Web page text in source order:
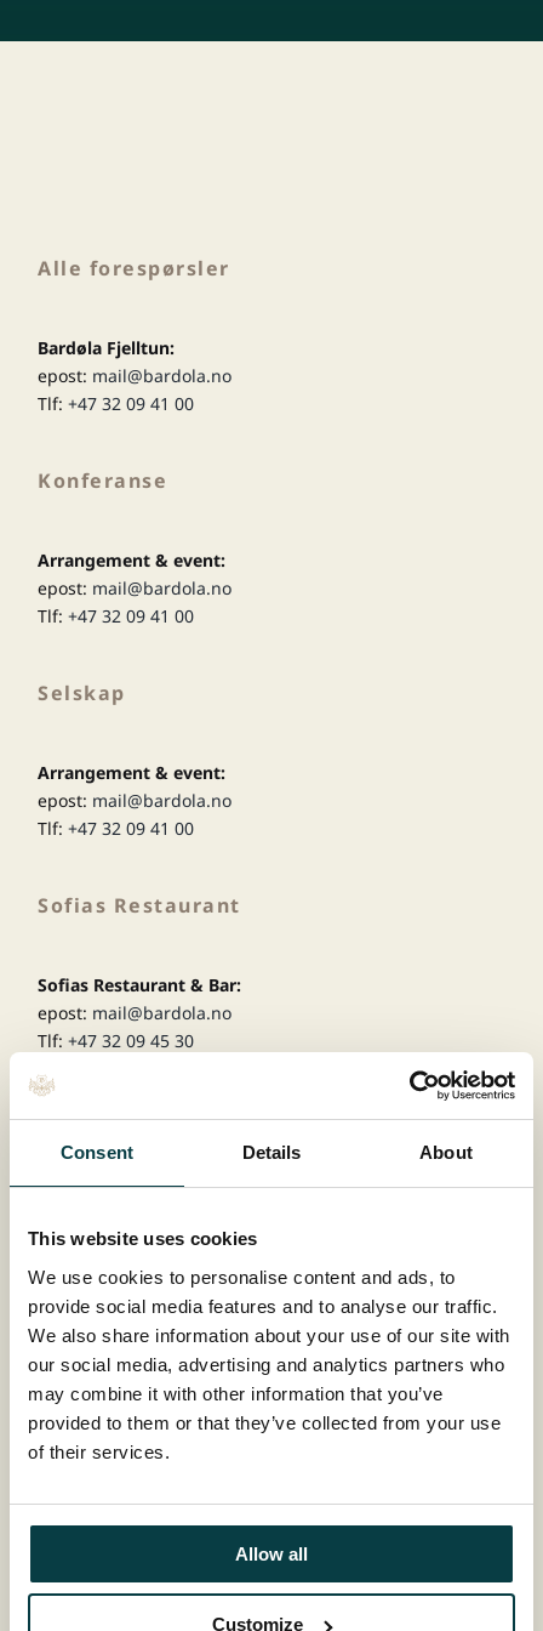
Consent Details About
This website uses cookies
We use cookies to personalise content and ads, to
provide social media features and to analyse our traffic.
We also share information about your use of our site with
our social media, advertising and analytics partners who
may combine it with other information that you’ve
provided to them or that they’ve collected from your use
of their services.
Allow all
Customize
Alle forespørsler
Bardøla Fjelltun:
epost: mail@bardola.no
Tlf:+47 32 09 41 00
Konferanse
Arrangement & event:
epost: mail@bardola.no
Tlf:+47 32 09 41 00
Selskap
Arrangement & event:
epost: mail@bardola.no
Tlf:+47 32 09 41 00
Sofias Restaurant
Sofias Restaurant & Bar:
epost: mail@bardola.no
Tlf:+47 32 09 45 30
Websider
Vestlia resort:vestlia.no
Highland: highland.no
Visit Geilo:geilo.com